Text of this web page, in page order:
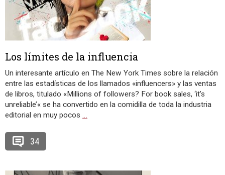
Los límites de la influencia
Un interesante artículo en The New York Times sobre la relación
entre las estadísticas de los llamados «influencers» y las ventas
de libros, titulado «Millions of followers? For book sales, ‘it’s
unreliable’« se ha convertido en la comidilla de toda la industria
editorial en muy pocos …
34